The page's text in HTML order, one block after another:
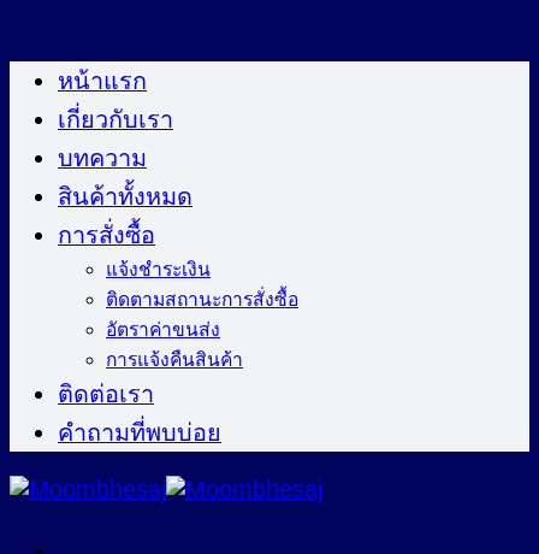
ไป
หน้าแรก
เกี่ยวกับเรา
บทความ
สินค้าทั้งหมด
การสั่งซื้อ
แจ้งชำระเงิน
ติดตามสถานะการสั่งซื้อ
อัตราค่าขนส่ง
การแจ้งคืนสินค้า
ติดต่อเรา
คำถามที่พบบ่อย